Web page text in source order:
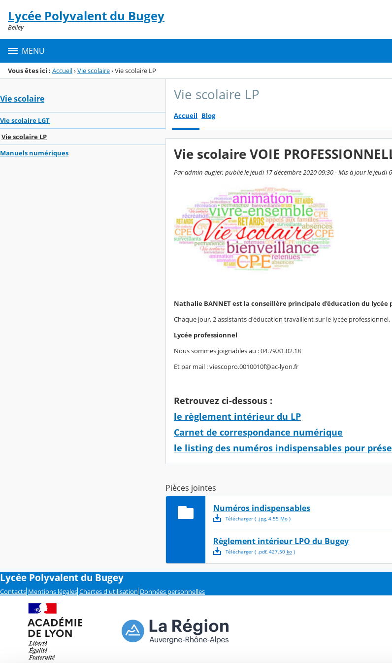
Menu de la rubrique
Contenu
Lycée Polyvalent du Bugey
Belley
MENU
Vous êtes ici : Accueil›Vie scolaire›Vie scolaire LP
Vie scolaire
Vie scolaire LGT
Vie scolaire LP
Manuels numériques
Vie scolaire LP
Accueil Blog
Vie scolaire VOIE
Par admin augier, publié le jeudi 17 décembre 2020 09:30 - Mis à jour le jeudi
Nathalie BANNET est la conseillère principale d'éducation du lycée
Chaque jour, 2 assistants d'éducation travaillent sur le lycée professionnel.
Lycée professionnel
Nous sommes joignables au : 04.79.81.02.18
Et par mail : viescopro.0010010f@ac-lyon.fr
Retrouvez ci-dessous :
le règlement intérieur du LP
Carnet de correspondance numérique
le listing des numéros indispensables pour
Pièces jointes
Numéros indispensables
Télécharger( .jpg, 4.55 Mo)
Règlement intérieur LPO du Bugey
Télécharger( .pdf, 427.50 ko)
Lycée Polyvalent du Bugey
Contacts Mentions légales Chartes d'utilisation Données personnelles